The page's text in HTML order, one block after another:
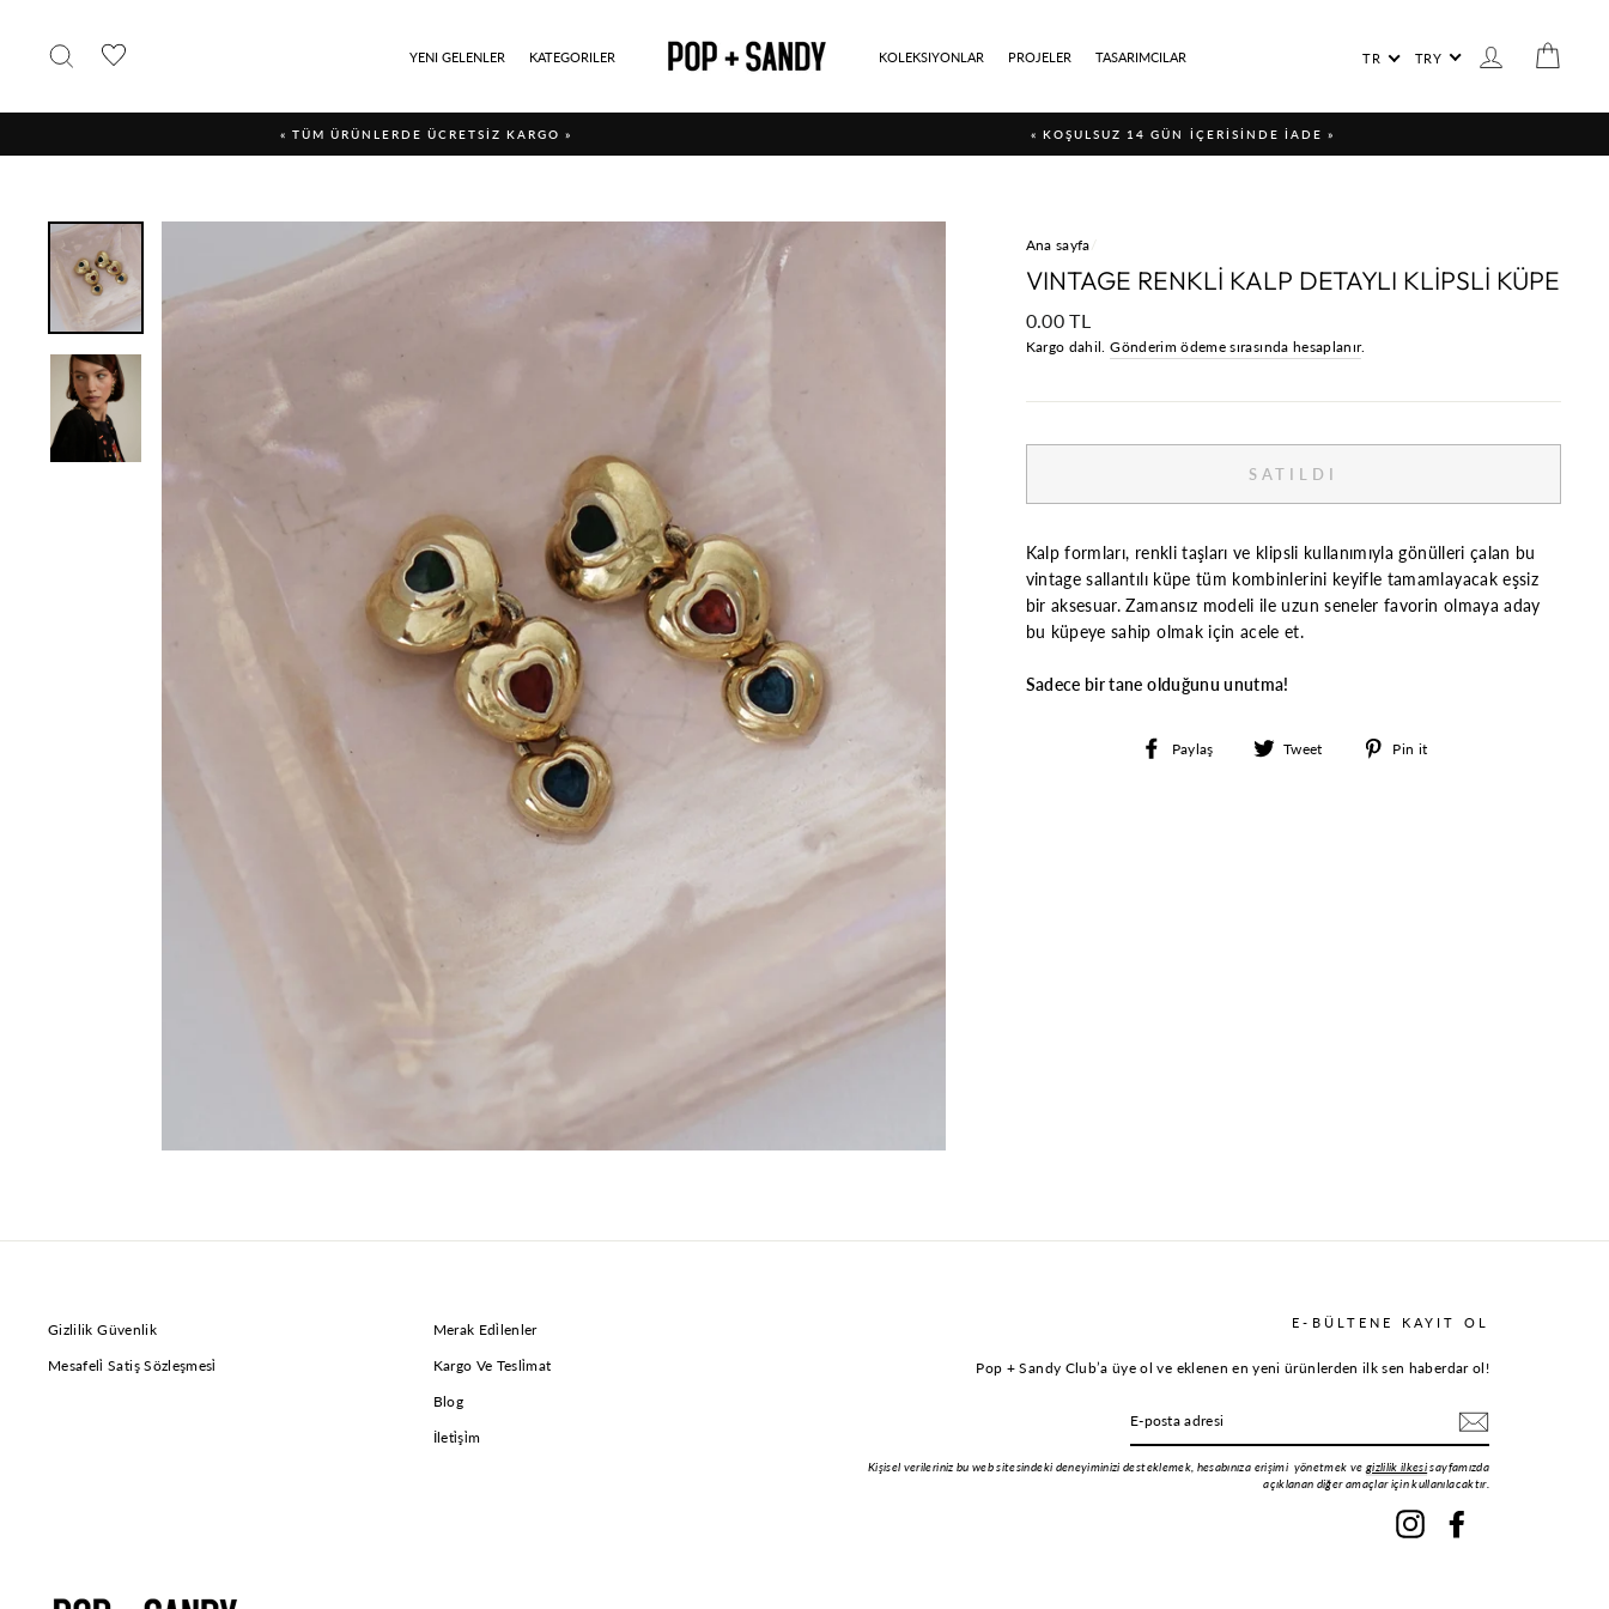
ARAMA YAP YENI GELENLER KATEGORILER KOLEKSIYONLAR PROJELER TASARIMCILAR LANGUAGE
TR
GIRIŞ YAP /
TRY
« TÜM ÜRÜNLERDE ÜCRETSİZ KARGO » « KOŞULSUZ 14 GÜN İÇERİSİNDE İADE »
Ana sayfa/
VINTAGE RENKLİ KALP DETAYLI KLİPSLİ KÜPE
Normal
fiyat
0.00 TL
Kargo dahil.Gönderim ödeme sırasında hesaplanır.
SATILDI
Kalp formları, renkli taşları ve klipsli kullanımıyla gönülleri çalan bu
vintage sallantılı küpe tüm kombinlerini keyifle tamamlayacak eşsiz
bir aksesuar. Zamansız modeli ile uzun seneler favorin olmaya aday
bu küpeye sahip olmak için acele et.
Sadece bir tane olduğunu unutma!
Paylaş
Facebook'ta
Tweet
Twitter'daPin it
Gizlilik Güvenlik
Mesafeli̇ Satiş Sözleşmesi̇
Merak Edi̇lenler
Kargo Ve Tesli̇mat
Blog
İleti̇şi̇m
E-BÜLTENE KAYIT OL
Pop + Sandy Club’a üye ol ve eklenen en yeni ürünlerden ilk sen haberdar ol!
Kişisel verileriniz bu web sitesindeki deneyiminizi desteklemek, hesabınıza erişimi yönetmek ve gizlilik ilkesisayfamızda
açıklanan diğer amaçlar için kullanılacaktır.
Instagram
İLK ALIŞVERİŞE ÖZEL %10 İNDİRİM
E-posta bültenimize kayıt olduğunuz adresinizle ilk alışverişinizde
ADRESI
Hayır, Teşekkürler